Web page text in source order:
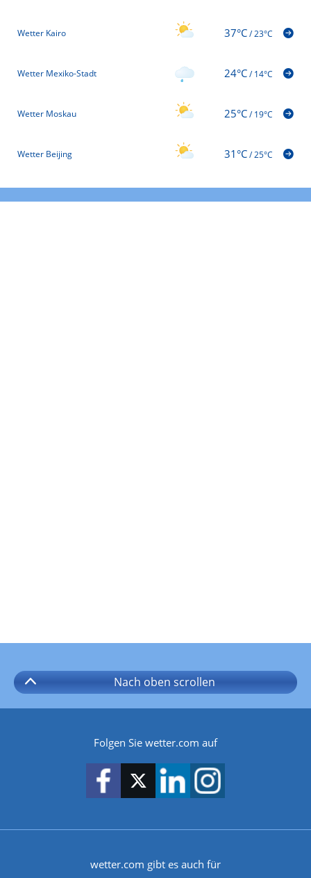
Wetter Kairo 37°C/23°C
Wetter Mexiko-Stadt 24°C/14°C
Wetter Moskau 25°C/19°C
Wetter Beijing 31°C/25°C
Nach oben scrollen
Folgen Sie wetter.com auf
wetter.com gibt es auch für